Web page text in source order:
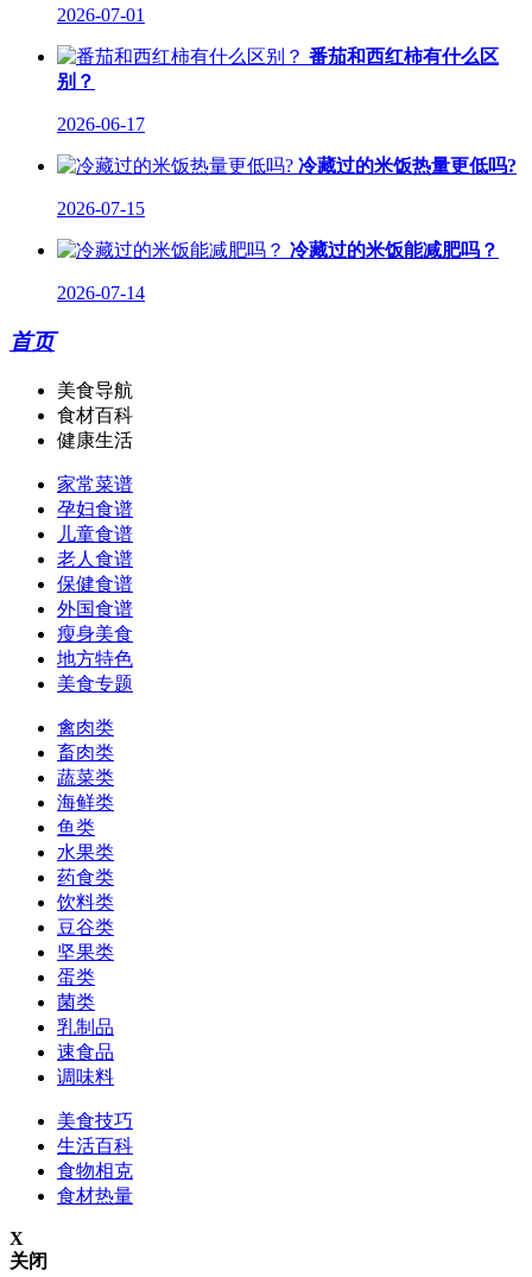
2026-07-01
番茄和西红柿有什么区
别？
2026-06-17
冷藏过的米饭热量更低吗?
2026-07-15
冷藏过的米饭能减肥吗？
2026-07-14
首页
美食导航
食材百科
健康生活
家常菜谱
孕妇食谱
儿童食谱
老人食谱
保健食谱
外国食谱
瘦身美食
地方特色
美食专题
禽肉类
畜肉类
蔬菜类
海鲜类
鱼类
水果类
药食类
饮料类
豆谷类
坚果类
蛋类
菌类
乳制品
速食品
调味料
美食技巧
生活百科
食物相克
食材热量
X
关闭